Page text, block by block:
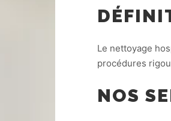
Le nettoyage
procédures
NOS